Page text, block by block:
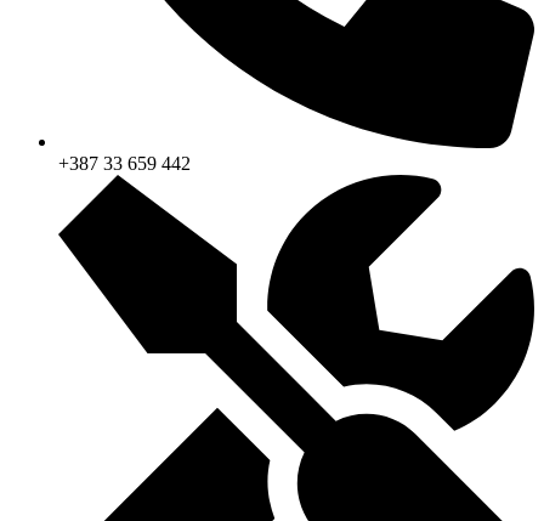
+387 33 659 442